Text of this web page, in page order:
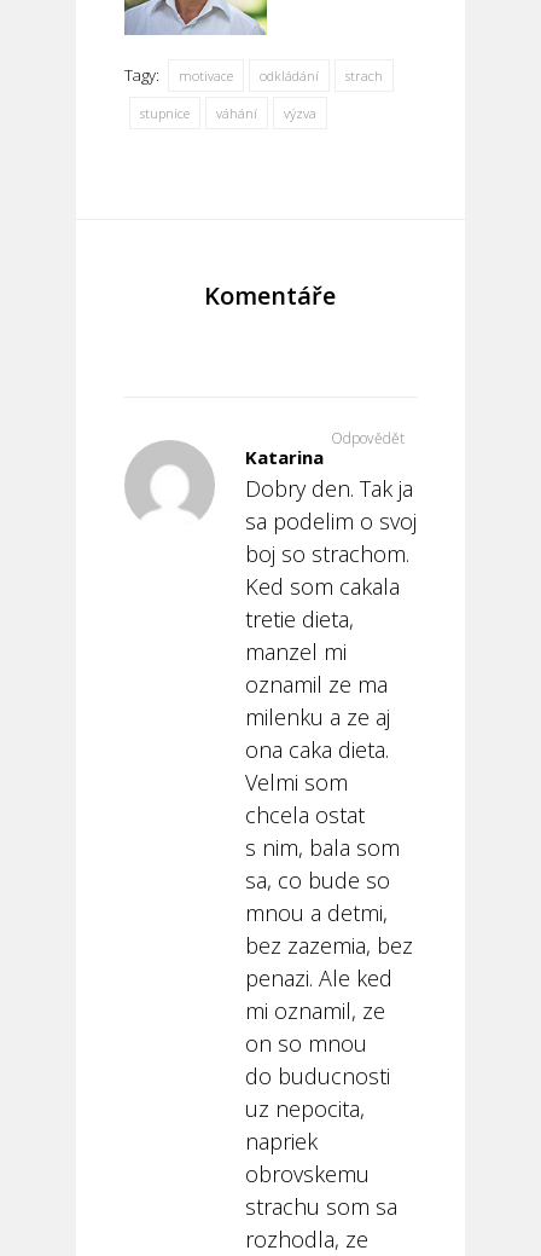
Tagy: motivace odkládání strach
stupnice váhání výzva
Komentáře
Katarina
Dobry den. Tak ja
sa podelim o svoj
boj so strachom.
Ked som cakala
tretie dieta,
manzel mi
oznamil ze ma
milenku a ze aj
ona caka dieta.
Velmi som
chcela ostat
s nim, bala som
sa, co bude so
mnou a detmi,
bez zazemia, bez
penazi. Ale ked
mi oznamil, ze
on so mnou
do buducnosti
uz nepocita,
napriek
obrovskemu
strachu som sa
rozhodla, ze
Odpovědět